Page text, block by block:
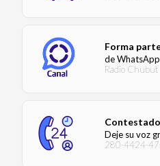
Forma
de WhatsApp
Radio Chubut
Deje su voz
280-4424-